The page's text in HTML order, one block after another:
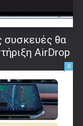
συσκευές θα
AirDrop
0